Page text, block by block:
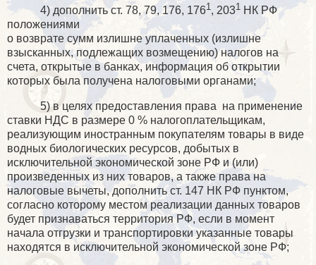
4) дополнить ст. 78, 79, 176, 1761 , 2031 НК РФ
положениями
о возврате сумм излишне уплаченных (излишне
взысканных, подлежащих возмещению) налогов на
счета, открытые в банках, информация об открытии
которых была получена налоговыми органами;
5) в целях предоставления права на применение
ставки НДС в размере 0 % налогоплательщикам,
реализующим иностранным покупателям товары в виде
водных биологических ресурсов, добытых в
исключительной экономической зоне РФ и (или)
произведенных из них товаров, а также права на
налоговые вычеты, дополнить ст. 147 НК РФ пунктом,
согласно которому местом реализации данных товаров
будет признаваться территория РФ, если в момент
начала отгрузки и транспортировки указанные товары
находятся в исключительной экономической зоне РФ;